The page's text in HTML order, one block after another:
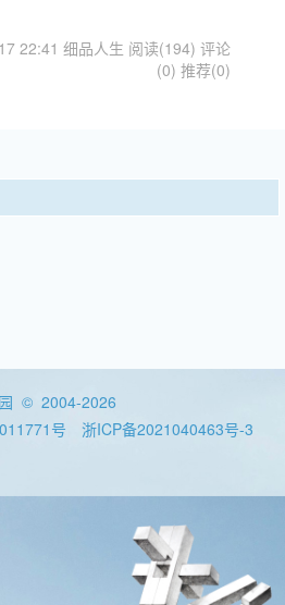
22:41 细品人生 阅读(194) 评论
(0) 推荐(0)
© 2004-2026
号
浙ICP备2021040463号-3